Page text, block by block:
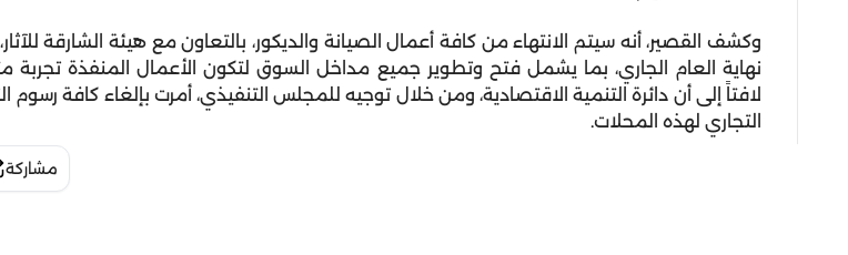
وكشف القصير، أنه سيتم الانتهاء من كافة أعمال الصيانة والديكور، بالتعاون مع هيئة الشارقة
نهاية العام الجاري، بما يشمل فتح وتطوير جميع مداخل السوق لتكون الأعمال المنفذة تجربة
لافتاً إلى أن دائرة التنمية الاقتصادية، ومن خلال توجيه للمجلس التنفيذي، أمرت بإلغاء كافة رسوم
التجاري لهذه المحلات.
مشاركة